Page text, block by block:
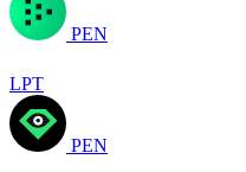
PEN
LPT
PEN